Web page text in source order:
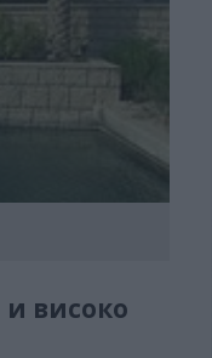
високо